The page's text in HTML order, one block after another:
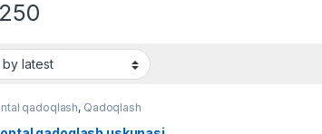
qadoqlash, Qadoqlash